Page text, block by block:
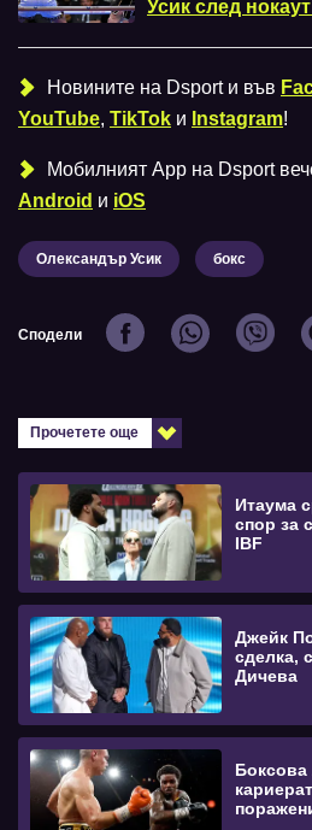
Усик след
Новините на Dsport и във
YouTube, TikTok и Instagram!
Мобилният Аpp на Dsport
Android и iOS
Олександър Усик бокс
Сподели
Прочетете още
Итаума
спор за
IBF
Джейк
сделка,
Дичева
Боксова